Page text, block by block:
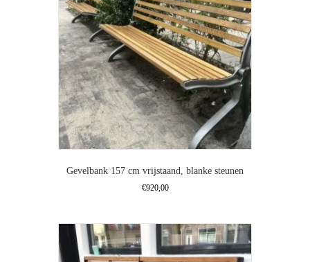
Deze
optie
kan
gekozen
worden
op
de
productpagina
Gevelbank 157 cm vrijstaand, blanke steunen
€920,00